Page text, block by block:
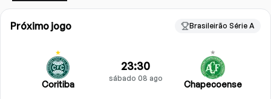
Próximo jogo Brasileirão Série A
Coritiba
23:30
sábado 08 ago
Chapecoense